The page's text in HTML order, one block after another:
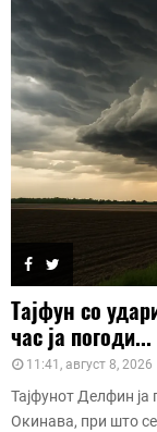
Тајфун со
час ја погоди...
11:41, август 8, 2026
Тајфунот Делфин ја
Окинава, при што